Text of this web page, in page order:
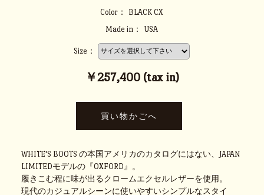
Color：
BLACK CX
Made in：
USA
Size：
￥257,400 (tax in)
WHITE'S BOOTS の本国アメリカのカタログにはない、JAPAN
LIMITEDモデルの『OXFORD』。
履きこむ程に味が出るクロームエクセルレザーを使用。
現代のカジュアルシーンに使いやすいシンプルなスタイ